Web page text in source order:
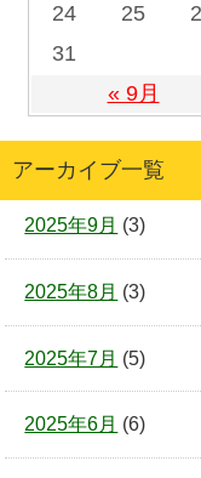
« 9月
24
25
31
アーカイブ一覧
2025年9月 (3)
2025年8月 (3)
2025年7月 (5)
2025年6月 (6)